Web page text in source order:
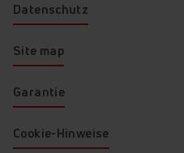
Datenschutz
Site map
Garantie
Cookie-Hinweise